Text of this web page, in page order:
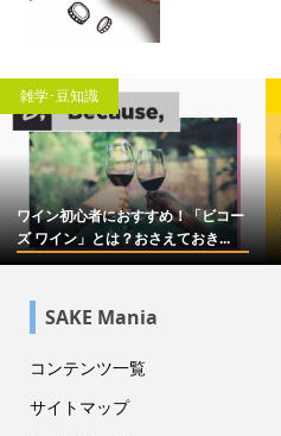
雑学･豆知識
ワイン初心者におすすめ！「ビコー
ズ ワイン」とは？おさえておき...
SAKE Mania
コンテンツ一覧
サイトマップ